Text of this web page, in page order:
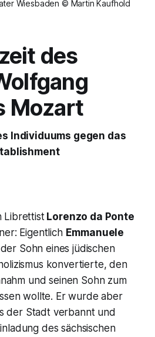
Wiesbaden © Martin Kaufhold
des
Mozart
Individuums gegen das
LibrettistLorenzo da Ponte
Eigentlich Emmanuele
Sohn eines jüdischen
konvertierte, den
und seinen Sohn zum
wollte. Er wurde aber
der Stadt verbannt und
des sächsischen